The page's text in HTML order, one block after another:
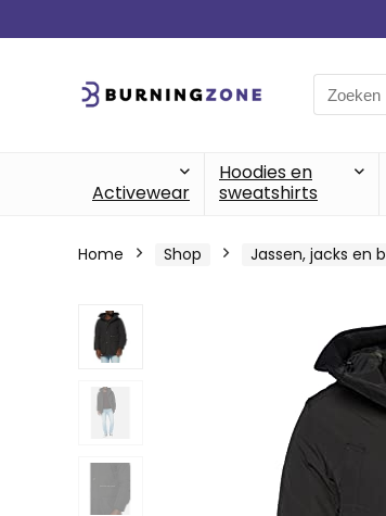
Search
for:
Activewear
Hoodies en
sweatshirts
Home Shop Jassen, jacks en